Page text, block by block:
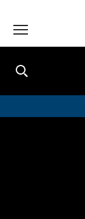
LEXOMIL SANS